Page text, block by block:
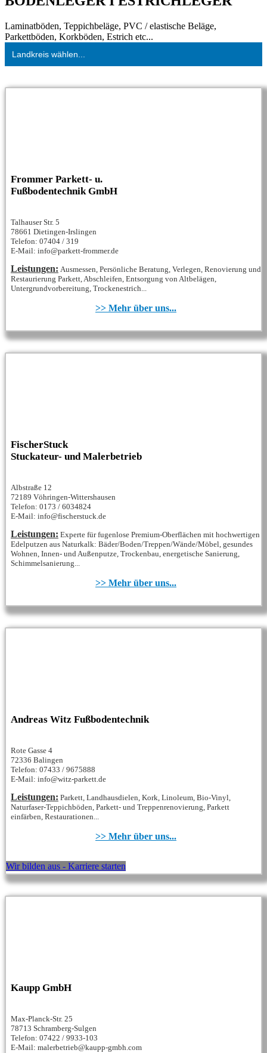
Laminatböden, Teppichbeläge, PVC / elastische Beläge,
Parkettböden, Korkböden, Estrich etc...
Landkreis wählen...
Frommer Parkett- u.
Fußbodentechnik GmbH
Talhauser Str. 5
78661 Dietingen-Irslingen
Telefon: 07404 / 319
E-Mail: info@parkett-frommer.de
Leistungen: Ausmessen, Persönliche Beratung, Verlegen, Renovierung und
Restaurierung Parkett, Abschleifen, Entsorgung von Altbelägen,
Untergrundvorbereitung, Trockenestrich...
>> Mehr über uns...
FischerStuck
Stuckateur- und Malerbetrieb
Albstraße 12
72189 Vöhringen-Wittershausen
Telefon: 0173 / 6034824
E-Mail: info@fischerstuck.de
Leistungen: Experte für fugenlose Premium-Oberflächen mit hochwertigen
Edelputzen aus Naturkalk: Bäder/Boden/Treppen/Wände/Möbel, gesundes
Wohnen, Innen- und Außenputze, Trockenbau, energetische Sanierung,
Schimmelsanierung...
>> Mehr über uns...
Andreas Witz Fußbodentechnik
Rote Gasse 4
72336 Balingen
Telefon: 07433 / 9675888
E-Mail: info@witz-parkett.de
Leistungen: Parkett, Landhausdielen, Kork, Linoleum, Bio-Vinyl,
Naturfaser-Teppichböden, Parkett- und Treppenrenovierung, Parkett
einfärben, Restaurationen...
>> Mehr über uns...
Wir bilden aus - Karriere starten
Kaupp GmbH
Max-Planck-Str. 25
78713 Schramberg-Sulgen
Telefon: 07422 / 9933-103
E-Mail: malerbetrieb@kaupp-gmbh.com